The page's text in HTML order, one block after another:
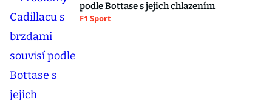
podle Bottase s jejich chlazením
F1 Sport